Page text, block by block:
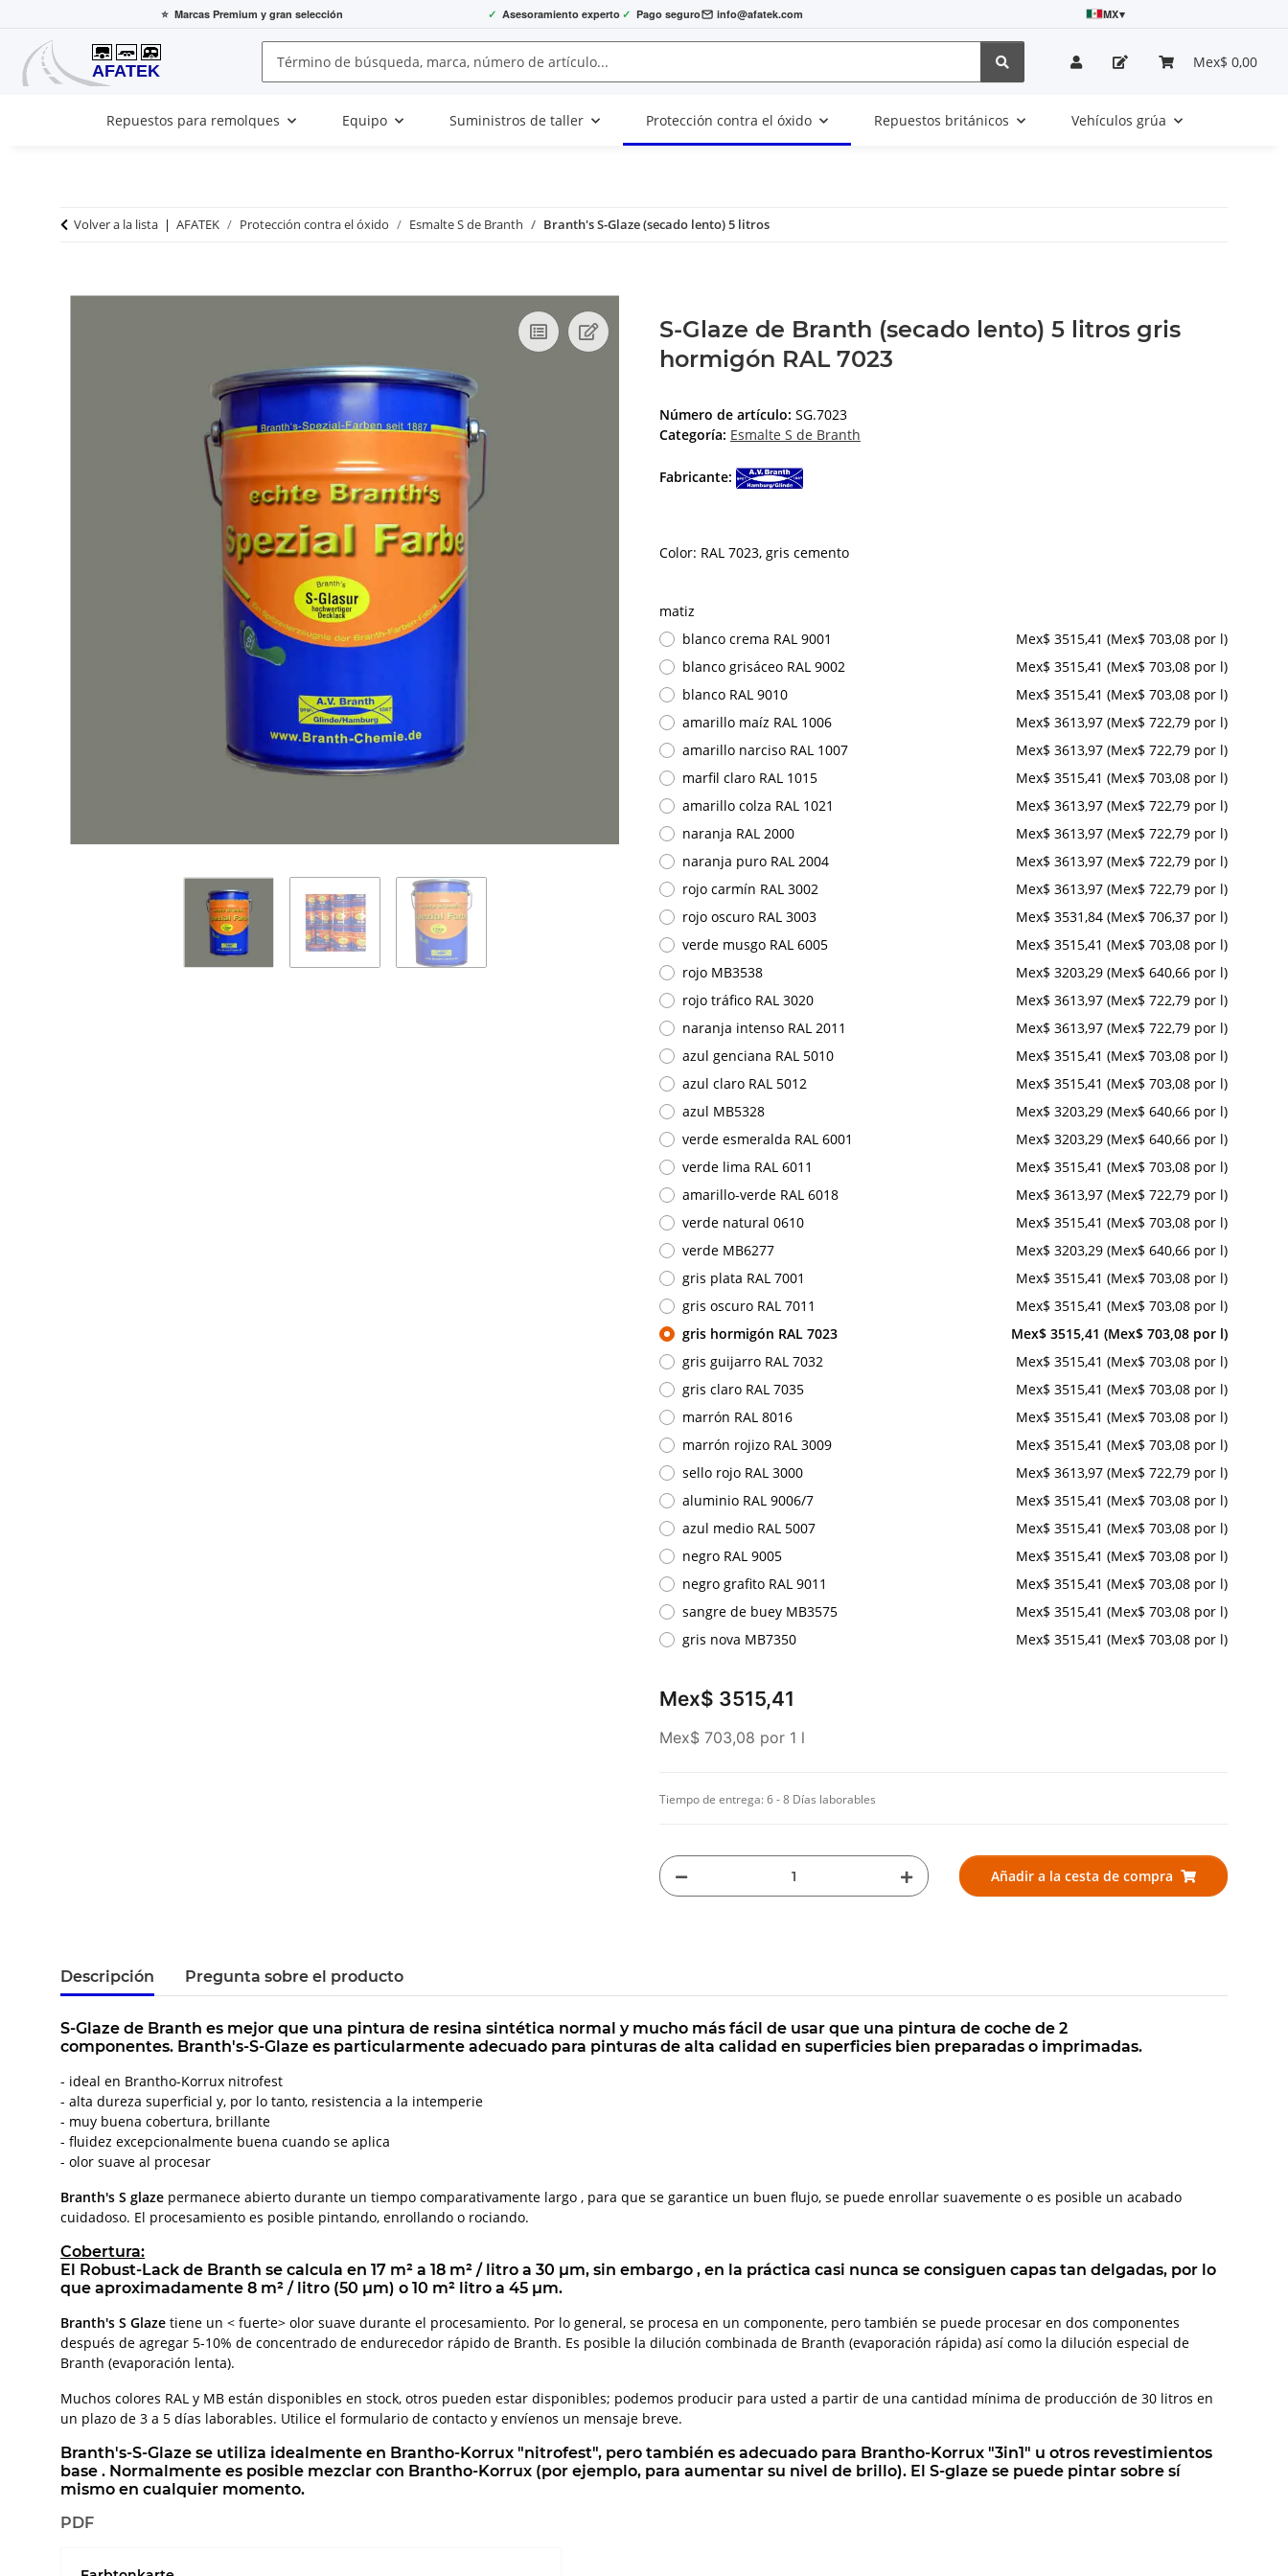
⭐ Marcas Premium y gran selección ✓ Asesoramiento experto ✓ Pago seguro info@afatek.com MX▾
Mex$ 0,00
Repuestos para remolques Equipo Suministros de taller Protección contra el óxido Repuestos británicos Vehículos grúa
Volver a la lista AFATEK Protección contra el óxido Esmalte S de Branth Branth's S-Glaze (secado lento) 5 litros
S-Glaze de Branth (secado lento) 5 litros gris
hormigón RAL 7023
Número de artículo: SG.7023
Categoría: Esmalte S de Branth
Fabricante:
Color: RAL 7023, gris cemento
matiz
blanco crema RAL 9001
Mex$ 3515,41 (Mex$ 703,08 por l)
blanco grisáceo RAL 9002
Mex$ 3515,41 (Mex$ 703,08 por l)
blanco RAL 9010
Mex$ 3515,41 (Mex$ 703,08 por l)
amarillo maíz RAL 1006
Mex$ 3613,97 (Mex$ 722,79 por l)
amarillo narciso RAL 1007
Mex$ 3613,97 (Mex$ 722,79 por l)
marfil claro RAL 1015
Mex$ 3515,41 (Mex$ 703,08 por l)
amarillo colza RAL 1021
Mex$ 3613,97 (Mex$ 722,79 por l)
naranja RAL 2000
Mex$ 3613,97 (Mex$ 722,79 por l)
naranja puro RAL 2004
Mex$ 3613,97 (Mex$ 722,79 por l)
rojo carmín RAL 3002
Mex$ 3613,97 (Mex$ 722,79 por l)
rojo oscuro RAL 3003
Mex$ 3531,84 (Mex$ 706,37 por l)
verde musgo RAL 6005
Mex$ 3515,41 (Mex$ 703,08 por l)
rojo MB3538
Mex$ 3203,29 (Mex$ 640,66 por l)
rojo tráfico RAL 3020
Mex$ 3613,97 (Mex$ 722,79 por l)
naranja intenso RAL 2011
Mex$ 3613,97 (Mex$ 722,79 por l)
azul genciana RAL 5010
Mex$ 3515,41 (Mex$ 703,08 por l)
azul claro RAL 5012
Mex$ 3515,41 (Mex$ 703,08 por l)
azul MB5328
Mex$ 3203,29 (Mex$ 640,66 por l)
verde esmeralda RAL 6001
Mex$ 3203,29 (Mex$ 640,66 por l)
verde lima RAL 6011
Mex$ 3515,41 (Mex$ 703,08 por l)
amarillo-verde RAL 6018
Mex$ 3613,97 (Mex$ 722,79 por l)
verde natural 0610
Mex$ 3515,41 (Mex$ 703,08 por l)
verde MB6277
Mex$ 3203,29 (Mex$ 640,66 por l)
gris plata RAL 7001
Mex$ 3515,41 (Mex$ 703,08 por l)
gris oscuro RAL 7011
Mex$ 3515,41 (Mex$ 703,08 por l)
gris hormigón RAL 7023
Mex$ 3515,41 (Mex$ 703,08 por l)
gris guijarro RAL 7032
Mex$ 3515,41 (Mex$ 703,08 por l)
gris claro RAL 7035
Mex$ 3515,41 (Mex$ 703,08 por l)
marrón RAL 8016
Mex$ 3515,41 (Mex$ 703,08 por l)
marrón rojizo RAL 3009
Mex$ 3515,41 (Mex$ 703,08 por l)
sello rojo RAL 3000
Mex$ 3613,97 (Mex$ 722,79 por l)
aluminio RAL 9006/7
Mex$ 3515,41 (Mex$ 703,08 por l)
azul medio RAL 5007
Mex$ 3515,41 (Mex$ 703,08 por l)
negro RAL 9005
Mex$ 3515,41 (Mex$ 703,08 por l)
negro grafito RAL 9011
Mex$ 3515,41 (Mex$ 703,08 por l)
sangre de buey MB3575
Mex$ 3515,41 (Mex$ 703,08 por l)
gris nova MB7350
Mex$ 3515,41 (Mex$ 703,08 por l)
Mex$ 3515,41
Mex$ 703,08 por 1 l
Tiempo de entrega:6 - 8 Días laborables
Añadir a la cesta de compra
Descripción Pregunta sobre el producto
S-Glaze de Branth es mejor que una pintura de resina sintética normal y mucho más fácil de usar que una pintura de coche de 2
componentes. Branth's-S-Glaze es particularmente adecuado para pinturas de alta calidad en superficies bien preparadas o imprimadas.
- ideal en Brantho-Korrux nitrofest
- alta dureza superficial y, por lo tanto, resistencia a la intemperie
- muy buena cobertura, brillante
- fluidez excepcionalmente buena cuando se aplica
- olor suave al procesar
Branth's S glaze permanece abierto durante un tiempo comparativamente largo , para que se garantice un buen flujo, se puede enrollar suavemente o es posible un acabado
cuidadoso. El procesamiento es posible pintando, enrollando o rociando.
Cobertura:
El Robust-Lack de Branth se calcula en 17 m² a 18 m² / litro a 30 µm, sin embargo , en la práctica casi nunca se consiguen capas tan delgadas, por lo
que aproximadamente 8 m² / litro (50 µm) o 10 m² litro a 45 µm.
Branth's S Glaze tiene un < fuerte> olor suave durante el procesamiento. Por lo general, se procesa en un componente, pero también se puede procesar en dos componentes
después de agregar 5-10% de concentrado de endurecedor rápido de Branth. Es posible la dilución combinada de Branth (evaporación rápida) así como la dilución especial de
Branth (evaporación lenta).
Muchos colores RAL y MB están disponibles en stock, otros pueden estar disponibles; podemos producir para usted a partir de una cantidad mínima de producción de 30 litros en
un plazo de 3 a 5 días laborables. Utilice el formulario de contacto y envíenos un mensaje breve.
Branth's-S-Glaze se utiliza idealmente en Brantho-Korrux "nitrofest", pero también es adecuado para Brantho-Korrux "3in1" u otros revestimientos
base . Normalmente es posible mezclar con Brantho-Korrux (por ejemplo, para aumentar su nivel de brillo). El S-glaze se puede pintar sobre sí
mismo en cualquier momento.
PDF